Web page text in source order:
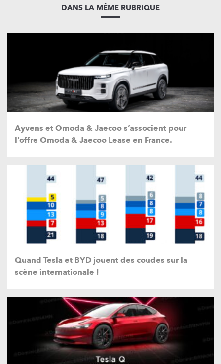
DANS LA MÊME RUBRIQUE
Ayvens et Omoda & Jaecoo s’associent pour
l’offre Omoda & Jaecoo Lease en France.
Quand Tesla et BYD jouent des coudes sur la
scène internationale !